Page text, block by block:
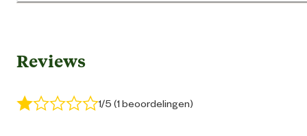
Geschikt voor diersoort
Geschikt voor gezondheid
Reviews
1/5 (1 beoordelingen)